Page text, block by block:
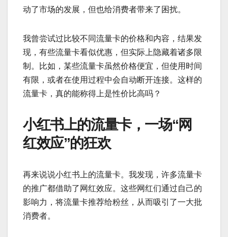
动了市场的发展，但也给消费者带来了困扰。
我曾尝试过比较不同流量卡的价格和内容，结果发
现，有些流量卡看似优惠，但实际上隐藏着诸多限
制。比如，某些流量卡虽然价格便宜，但使用时间
有限，或者在使用过程中会自动断开连接。这样的
流量卡，真的能称得上是性价比高吗？
小红书上的流量卡，一场“网
红效应”的狂欢
再来说说小红书上的流量卡。我发现，许多流量卡
的推广都借助了网红效应。这些网红们通过自己的
影响力，将流量卡推荐给粉丝，从而吸引了一大批
消费者。